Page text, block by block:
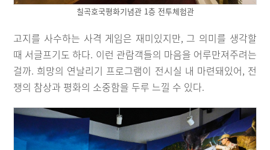
칠곡호국평화기념관 1층 전투체험관
고지를 사수하는 사격 게임은 재미있지만, 그 의미를 생각할
때 서글프기도 하다. 이런 관람객들의 마음을 어루만져주려는
걸까. 희망의 연날리기 프로그램이 전시실 내 마련돼있어, 전
쟁의 참상과 평화의 소중함을 두루 느낄 수 있다.